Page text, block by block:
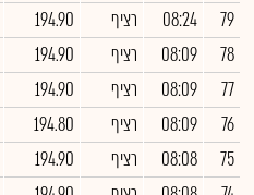
79
08:24 רציף 194.90
78
08:09 רציף 194.90
77
08:09 רציף 194.90
76
08:09 רציף 194.80
75
08:08 רציף 194.90